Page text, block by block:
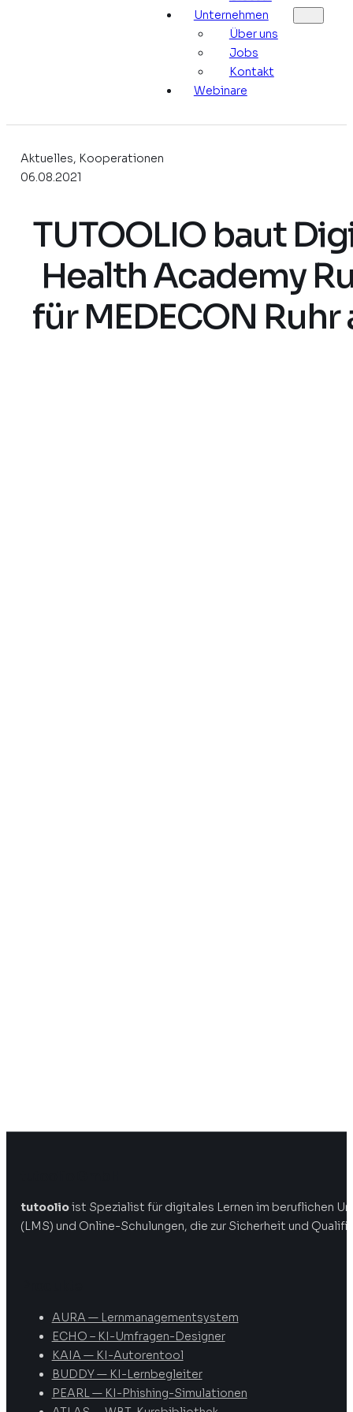
Unternehmen
Über uns
Jobs
Kontakt
Webinare
Aktuelles, Kooperationen
06.08.2021
TUTOOLIO baut
Health Academy
für MEDECON Ruhr
tutoolioist Spezialist für digitales Lernen im beruflichen
(LMS) und Online-Schulungen, die zur Sicherheit und
AURA — Lernmanagementsystem
ECHO – KI-Umfragen-Designer
KAIA — KI-Autorentool
BUDDY — KI-Lernbegleiter
PEARL — KI-Phishing-Simulationen